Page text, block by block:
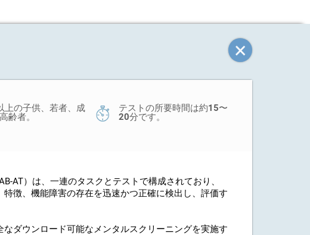
上の子供、若者、成
齢者。
テストの所要時間は約15〜
20分です。
AT）は、一連のタスクとテストで構成されており、
徴、機能障害の存在を迅速かつ正確に検出し、評価す
ダウンロード可能なメンタルスクリーニングを実施す